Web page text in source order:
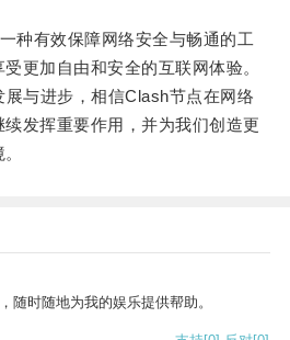
有效保障网络安全与畅通的工
更加自由和安全的互联网体验。
与进步，相信Clash节点在网络
发挥重要作用，并为我们创造更
随时随地为我的娱乐提供帮助。